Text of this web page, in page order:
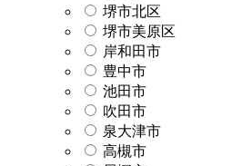
堺市北区
堺市美原区
岸和田市
豊中市
池田市
吹田市
泉大津市
高槻市